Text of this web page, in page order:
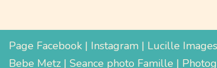
Page Facebook | Instagram | Lucille
Bebe Metz | Seance photo Famille |